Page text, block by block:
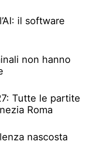
il software
non hanno
Tutte le partite
Roma
nascosta